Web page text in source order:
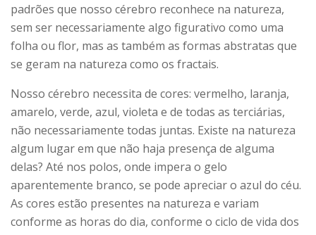
padrões que nosso cérebro reconhece na natureza,
sem ser necessariamente algo figurativo como uma
folha ou flor, mas as também as formas abstratas que
se geram na natureza como os fractais.
Nosso cérebro necessita de cores: vermelho, laranja,
amarelo, verde, azul, violeta e de todas as terciárias,
não necessariamente todas juntas. Existe na natureza
algum lugar em que não haja presença de alguma
delas? Até nos polos, onde impera o gelo
aparentemente branco, se pode apreciar o azul do céu.
As cores estão presentes na natureza e variam
conforme as horas do dia, conforme o ciclo de vida dos